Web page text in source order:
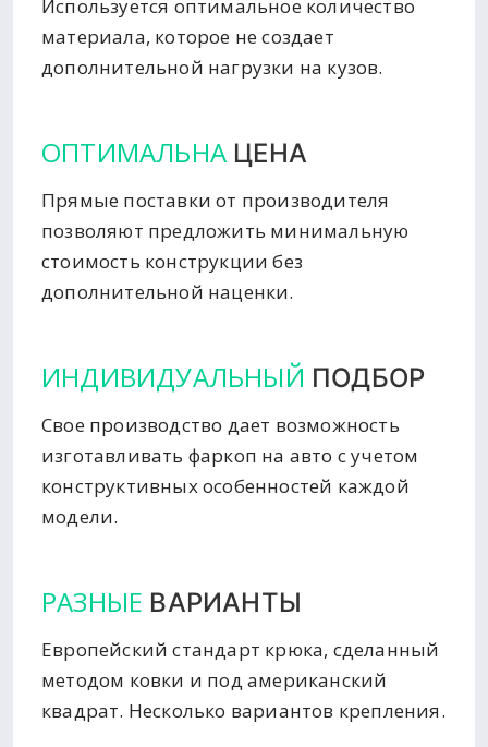
Используется оптимальное количество
материала, которое не создает
дополнительной нагрузки на кузов.
ОПТИМАЛЬНА ЦЕНА
Прямые поставки от производителя
позволяют предложить минимальную
стоимость конструкции без
дополнительной наценки.
ИНДИВИДУАЛЬНЫЙ ПОДБОР
Свое производство дает возможность
изготавливать фаркоп на авто с учетом
конструктивных особенностей каждой
модели.
РАЗНЫЕ ВАРИАНТЫ
Европейский стандарт крюка, сделанный
методом ковки и под американский
квадрат. Несколько вариантов крепления.